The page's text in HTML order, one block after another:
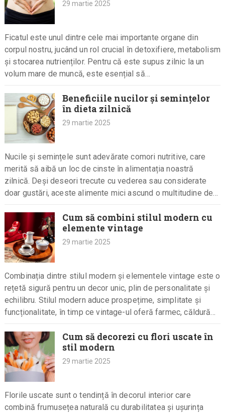
29 martie 2025
Ficatul este unul dintre cele mai importante organe din
corpul nostru, jucând un rol crucial în detoxifiere, metabolism
și stocarea nutrienților. Pentru că este supus zilnic la un
volum mare de muncă, este esențial să…
Beneficiile nucilor și semințelor
în dieta zilnică
29 martie 2025
Nucile și semințele sunt adevărate comori nutritive, care
merită să aibă un loc de cinste în alimentația noastră
zilnică. Deși deseori trecute cu vederea sau considerate
doar gustări, aceste alimente mici ascund o multitudine de…
Cum să combini stilul modern cu
elemente vintage
29 martie 2025
Combinația dintre stilul modern și elementele vintage este o
rețetă sigură pentru un decor unic, plin de personalitate și
echilibru. Stilul modern aduce prospețime, simplitate și
funcționalitate, în timp ce vintage-ul oferă farmec, căldură
Cum să decorezi cu flori uscate în
stil modern
29 martie 2025
Florile uscate sunt o tendință în decorul interior care
combină frumusețea naturală cu durabilitatea și ușurința